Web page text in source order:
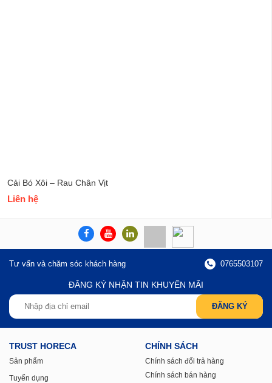
Cải Bó Xôi – Rau Chân Vịt
Liên hệ
Tư vấn và chăm sóc khách hàng 0765503107
ĐĂNG KÝ NHẬN TIN KHUYẾN MÃI
TRUST HORECA
Sản phẩm
Tuyển dụng
CHÍNH SÁCH
Chính sách đổi trả hàng
Chính sách bán hàng